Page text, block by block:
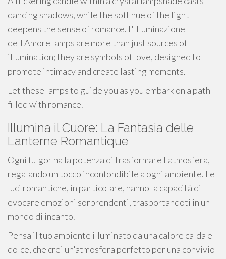
dancing shadows, while the soft hue of the light
deepens the sense of romance. L'Illuminazione
dell'Amore lamps are more than just sources of
illumination; they are symbols of love, designed to
promote intimacy and create lasting moments.
Let these lamps to guide you as you embark on a path
filled with romance.
Illumina il Cuore: La Fantasia delle
Lanterne Romantique
Ogni fulgor ha la potenza di trasformare l'atmosfera,
regalando un tocco inconfondibile a ogni ambiente. Le
luci romantiche, in particolare, hanno la capacità di
evocare emozioni sorprendenti, trasportandoti in un
mondo di incanto.
Pensa il tuo ambiente illuminato da una calore calda e
dolce, che crei un'atmosfera perfetto per una convivio